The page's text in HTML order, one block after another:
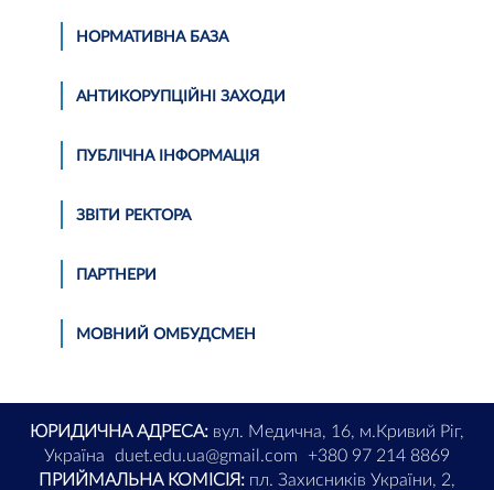
НОРМАТИВНА БАЗА
АНТИКОРУПЦІЙНІ ЗАХОДИ
ПУБЛІЧНА ІНФОРМАЦІЯ
ЗВІТИ РЕКТОРА
ПАРТНЕРИ
МОВНИЙ ОМБУДСМЕН
ЮРИДИЧНА АДРЕСА: вул. Медична, 16, м.Кривий Ріг,
Україна
duet.edu.ua@gmail.com
+380 97 214 8869
ПРИЙМАЛЬНА КОМІСІЯ: пл. Захисників України, 2,